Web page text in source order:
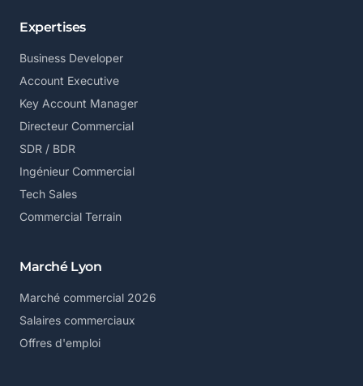
Expertises
Business Developer
Account Executive
Key Account Manager
Directeur Commercial
SDR / BDR
Ingénieur Commercial
Tech Sales
Commercial Terrain
Marché Lyon
Marché commercial 2026
Salaires commerciaux
Offres d'emploi